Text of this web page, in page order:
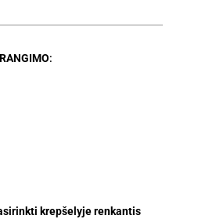
:
krepšelyje renkantis